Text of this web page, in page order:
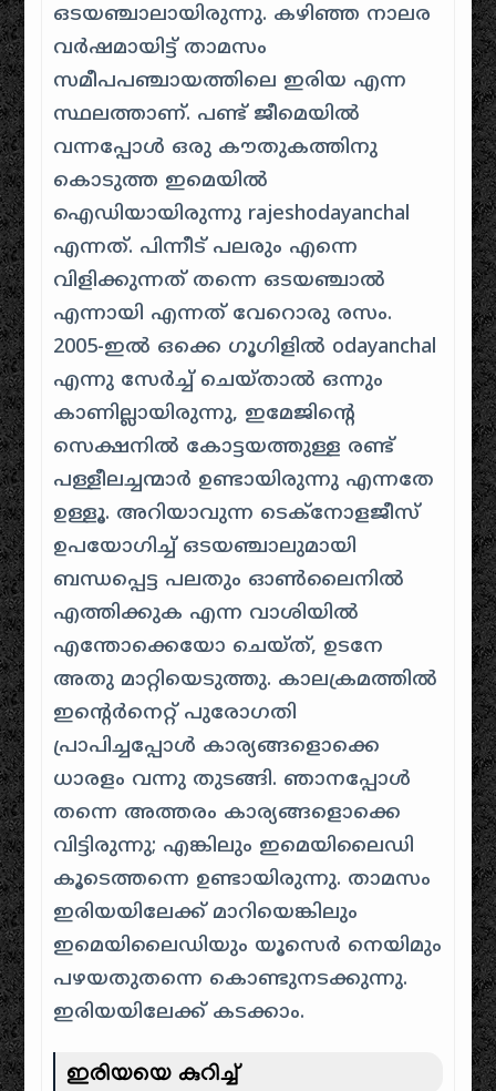
ഒടയഞ്ചാലായിരുന്നു. കഴിഞ്ഞ നാലര
വർഷമായിട്ട് താമസം
സമീപപഞ്ചായത്തിലെ ഇരിയ എന്ന
സ്ഥലത്താണ്. പണ്ട് ജീമെയിൽ
വന്നപ്പോൾ ഒരു കൗതുകത്തിനു
കൊടുത്ത ഇമെയിൽ
ഐഡിയായിരുന്നു rajeshodayanchal
എന്നത്. പിന്നീട് പലരും എന്നെ
വിളിക്കുന്നത് തന്നെ ഒടയഞ്ചാൽ
എന്നായി എന്നത് വേറൊരു രസം.
2005-ഇൽ ഒക്കെ ഗൂഗിളിൽ odayanchal
എന്നു സേർച്ച് ചെയ്താൽ ഒന്നും
കാണില്ലായിരുന്നു, ഇമേജിന്റെ
സെക്ഷനിൽ കോട്ടയത്തുള്ള രണ്ട്
പള്ളീലച്ചന്മാർ ഉണ്ടായിരുന്നു എന്നതേ
ഉള്ളൂ. അറിയാവുന്ന ടെക്നോളജീസ്
ഉപയോഗിച്ച് ഒടയഞ്ചാലുമായി
ബന്ധപ്പെട്ട പലതും ഓൺലൈനിൽ
എത്തിക്കുക എന്ന വാശിയിൽ
എന്തോക്കെയോ ചെയ്ത്, ഉടനേ
അതു മാറ്റിയെടുത്തു. കാലക്രമത്തിൽ
ഇന്റെർനെറ്റ് പുരോഗതി
പ്രാപിച്ചപ്പോൾ കാര്യങ്ങളൊക്കെ
ധാരളം വന്നു തുടങ്ങി. ഞാനപ്പോൾ
തന്നെ അത്തരം കാര്യങ്ങളൊക്കെ
വിട്ടിരുന്നു; എങ്കിലും ഇമെയിലൈഡി
കൂടെത്തന്നെ ഉണ്ടായിരുന്നു. താമസം
ഇരിയയിലേക്ക് മാറിയെങ്കിലും
ഇമെയിലൈഡിയും യൂസെർ നെയിമും
പഴയതുതന്നെ കൊണ്ടുനടക്കുന്നു.
ഇരിയയിലേക്ക് കടക്കാം.
ഇരിയയെ കുറിച്ച്